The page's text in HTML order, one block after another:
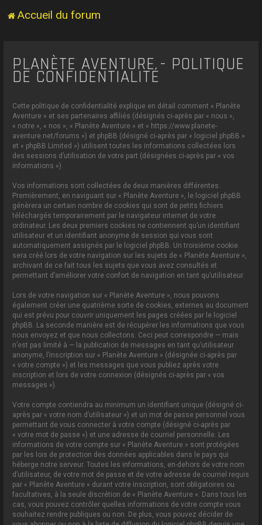
Accueil du forum
PLANÈTE AVENTURE - POLITIQUE
DE CONFIDENTIALITÉ
Cette politique de confidentialité explique en détail comment « Planète
Aventure » et ses partenaires affiliés (désignés ci-après par « nous »,
« notre », « nos », « Planète Aventure » et « https://www.planete-
aventure.net/forums ») et phpBB (désigné ci-après par « logiciel phpBB »
et « phpBB Limited ») utilisent toutes les informations collectées lors
des sessions d’utilisation de votre part (désignées ci-après par « vos
informations »).
Vos informations sont collectées de deux manières différentes.
Premièrement, en naviguant sur « Planète Aventure », le logiciel phpBB
génèrera un certain nombre de cookies qui sont de petits fichiers
téléchargés temporairement par le navigateur internet de votre
ordinateur. Les deux premiers cookies ne contiennent qu’un identifiant
utilisateur et un identifiant anonyme de session qui vous sont
automatiquement assignés par le logiciel phpBB. Un troisième cookie
sera créé lors de votre navigation sur les sujets de « Planète Aventure »,
archivant de ce fait tous les sujets que vous avez consultés et
permettant d’améliorer votre confort de navigation en tant qu’utilisateur.
Lors de votre navigation sur « Planète Aventure », nous pouvons
également créer une quatrième sorte de cookies, externes au document
qui est prévu pour couvrir uniquement les pages créées par le logiciel
phpBB. La seconde manière est de récupérer les informations que vous
nous envoyez et que nous collectons. Ceci peut correspondre — mais
n’est pas limité à — la publication de messages en tant qu’utilisateur
anonyme, l’inscription sur « Planète Aventure » (désignée ci-après par
« votre compte ») et les messages que vous publiez après votre
inscription et lors de votre connexion (désignés ci-après par « vos
messages »).
Votre compte contiendra au minimum un identifiant unique (désigné ci-
après par « votre nom d’utilisateur ») et un mot de passe personnel vous
permettant de vous connecter à votre compte (désigné ci-après par
« votre mot de passe ») et une adresse de courriel personnelle. Les
informations de votre compte sur « Planète Aventure » sont protégées
par les lois de protection des données applicables dans le pays qui
héberge notre serveur. Toutes les informations, en-dehors de votre nom
d’utilisateur, de votre mot de passe et de votre adresse de courriel requis
par « Planète Aventure » durant votre inscription, sont obligatoires ou
facultatives, à la seule discrétion de « Planète Aventure ». Dans tous les
cas, vous pouvez contrôler quelles informations de votre compte vous
souhaitez rendre publiques ou non. De plus, vous pouvez décider de